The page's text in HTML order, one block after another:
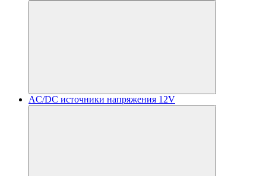
AC/DC источники напряжения 12V